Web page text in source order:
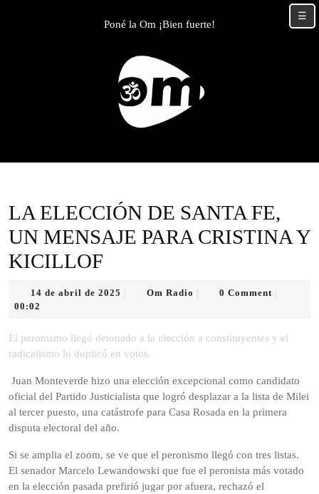
Poné la Om ¡Bien fuerte!
LA ELECCIÓN DE SANTA FE,
UN MENSAJE PARA CRISTINA Y
KICILLOF
14 de abril de 2025
de
Om Radio 0 Comment
00:02
El peronismo llegó detonado a la elección a constituyentes y el
radicalismo lo duplicó en votos.
Juan Monteverde hizo una elección excepcional como candidato
oficial del Partido Justicialista que logró desplazar a la lista de Milei
al tercer puesto, una catástrofe para Casa Rosada en la primera
disputa electoral del año.
Si se amplia el zoom, se ve que el peronismo llegó con tres listas.
El senador Marcelo Lewandowski que fue el peronista más votado
en la elección pasada prefirió jugar por afuera, rechazó el
☰